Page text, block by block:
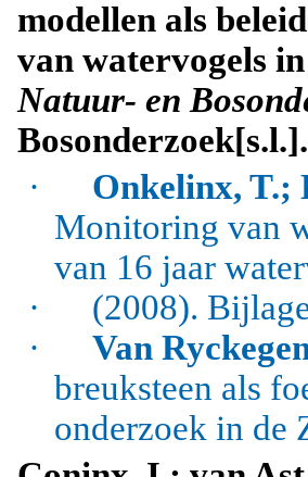
modellen als
van watervogels
Natuur- en
·
Onkelinx, T.;
Monitoring van
van 16 jaar
·
(2008).
·
Van
breuksteen als
onderzoek in de